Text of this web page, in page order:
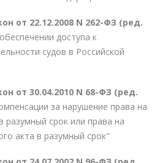
от 22.12.2008 N 262-ФЗ (ред.
доступа к
судов в Российской
от 30.04.2010 N 68-ФЗ (ред.
за нарушение права на
разумный срок или права на
акта в разумный срок"